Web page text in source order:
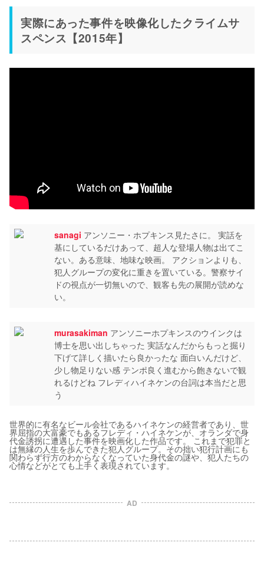
実際にあった事件を映像化したクライムサ
スペンス【2015年】
sanagi アンソニー・ホプキンス見たさに。 実話を
基にしているだけあって、超人な登場人物は出てこ
ない。ある意味、地味な映画。 アクションよりも、
犯人グループの変化に重きを置いている。警察サイ
ドの視点が一切無いので、観客も先の展開が読めな
い。
murasakiman アンソニーホプキンスのウインクは
博士を思い出しちゃった 実話なんだからもっと掘り
下げて詳しく描いたら良かったな 面白いんだけど、
少し物足りない感 テンポ良く進むから飽きないで観
れるけどね フレディハイネケンの台詞は本当だと思
う
世界的に有名なビール会社であるハイネケンの経営者であり、世
界屈指の大富豪でもあるフレディ・ハイネケンが、オランダで身
代金誘拐に遭遇した事件を映画化した作品です。 これまで犯罪と
は無縁の人生を歩んできた犯人グループ。その拙い犯行計画にも
関わらず行方のわからなくなっていた身代金の謎や、犯人たちの
心情などがとても上手く表現されています。
AD